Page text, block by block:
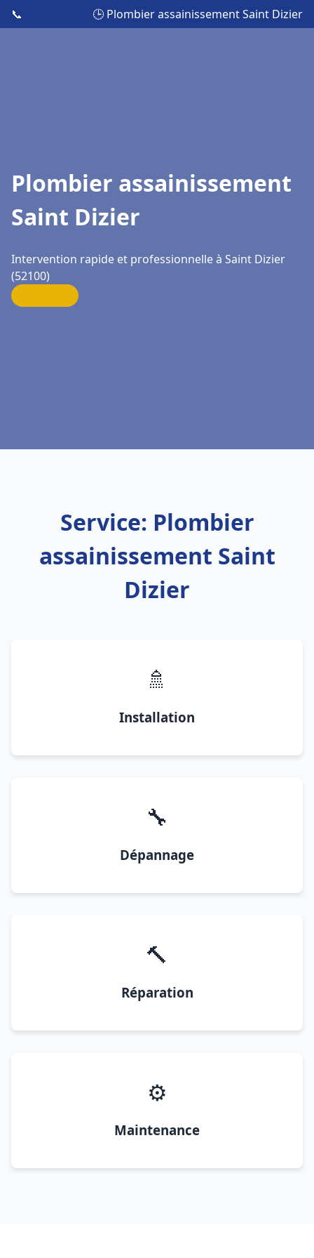
📞 🕒 Plombier assainissement Saint Dizier
Plombier assainissement
Saint Dizier
Intervention rapide et professionnelle à Saint Dizier
(52100)
Service: Plombier
assainissement Saint
Dizier
🚿
Installation
🔧
Dépannage
🔨
Réparation
⚙️
Maintenance